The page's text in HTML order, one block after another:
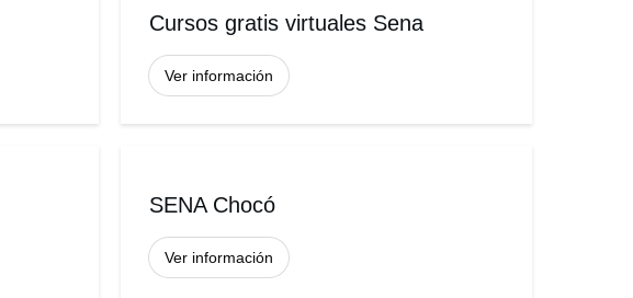
Cursos gratis virtuales Sena
Ver información
SENA Chocó
Ver información